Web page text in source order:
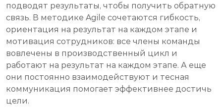
подводят результаты, чтобы получить обратную
связь. В методике Agile сочетаются гибкость,
ориентация на результат на каждом этапе и
мотивация сотрудников: все члены команды
вовлечены в производственный цикл и
работают на результат на каждом этапе. А еще
они постоянно взаимодействуют и тесная
коммуникация помогает эффективнее достичь
цели.